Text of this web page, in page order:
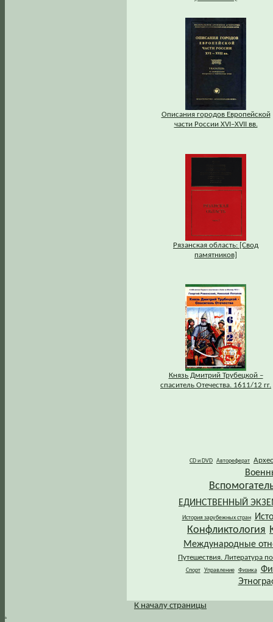
Описания городов Европейской
части России XVI–XVII вв.
Рязанская область: [Свод
памятников]
Князь Дмитрий Трубецкой –
спаситель Отечества. 1611/12 гг.
CD и DVD Автореферат
ЕДИНСТВЕННЫЙ
История зарубежных стран
Конфликтология
Международные
Путешествия. Литература
Спорт Управление Физика
.
К началу страницы